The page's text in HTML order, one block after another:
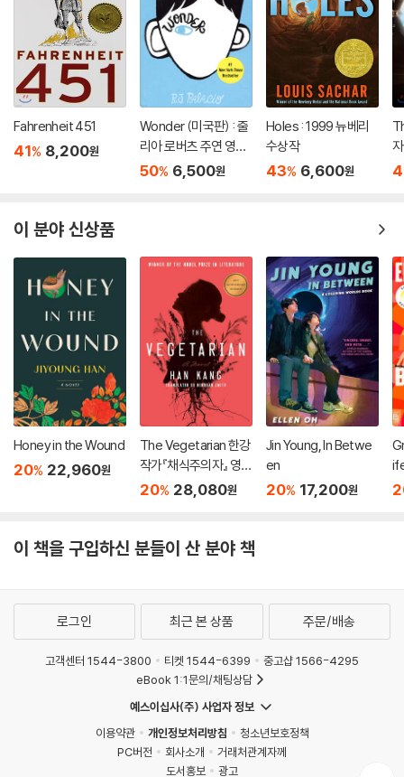
Fahrenheit 451
41% 8,200원
Wonder (미국판) : 줄
리아 로버츠 주연 영화
'원더' 원작 소설
50% 6,500원
Holes : 1999 뉴베리
수상작
43% 6,600원
자
이 분야 신상품
Honey in the Wound
20% 22,960원
The Vegetarian 한강
작가『채식주의자』 영문
판 (미국판)
20% 28,080원
Jin Young, In Betwe
en
20% 17,200원
이 책을 구입하신 분들이 산 분야 책
로그인 최근 본 상품 주문/배송
고객센터 1544-3800 티켓 1544-6399
중고샵 1566-4295
eBook 1:1문의/채팅상담
예스이십사(주) 사업자 정보
이용약관
개인정보처리방침
청소년보호정책
PC버전
회사소개
거래처관계자께
도서홍보
광고